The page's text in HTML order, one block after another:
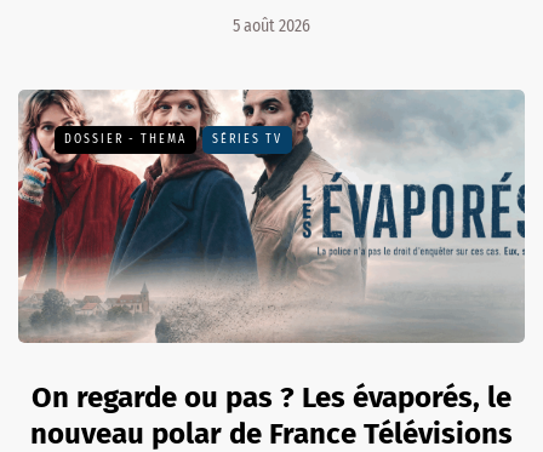
5 août 2026
DOSSIER - THEMA SÉRIES TV
On regarde ou pas ? Les évaporés, le
nouveau polar de France Télévisions